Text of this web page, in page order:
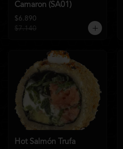
Camaron (SA01)
$6.890
$7.140
Hot Salmón Trufa